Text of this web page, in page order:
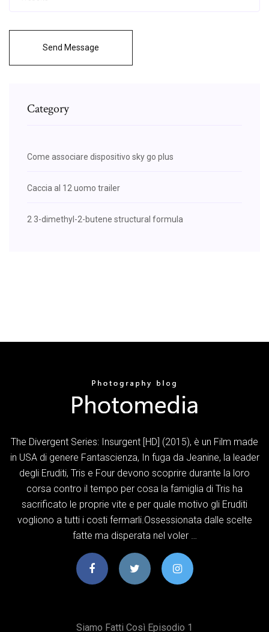
Send Message
Category
Come associare dispositivo sky go plus
Caccia al 12 uomo trailer
2 3-dimethyl-2-butene structural formula
The Divergent Series: Insurgent [HD] (2015), è un Film made
in USA di genere Fantascienza, In fuga da Jeanine, la leader
degli Eruditi, Tris e Four devono scoprire durante la loro
corsa contro il tempo per cosa la famiglia di Tris ha
sacrificato le proprie vite e per quale motivo gli Eruditi
vogliono a tutti i costi fermarli.Ossessionata dalle scelte
fatte ma disperata nel voler …
Siamo Fatti Così Episodio 1